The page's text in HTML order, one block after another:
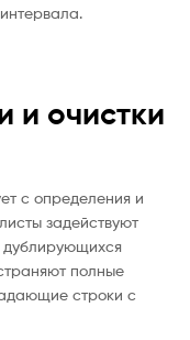
и очистки
с определения и
задействуют
дублирующихся
полные
строки с